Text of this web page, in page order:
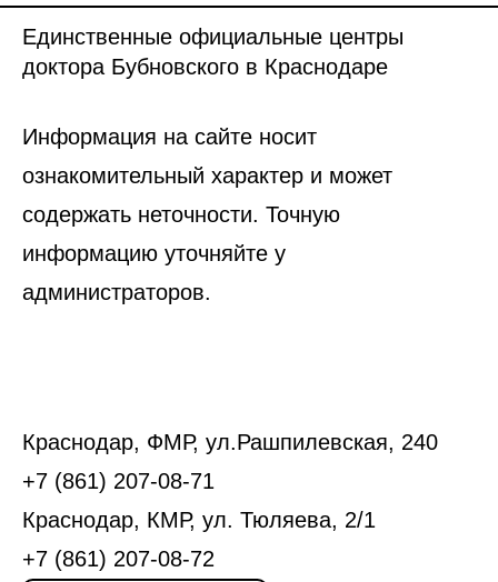
Единственные официальные центры
доктора Бубновского в Краснодаре
Информация на сайте носит
ознакомительный характер и может
содержать неточности. Точную
информацию уточняйте у
администраторов.
Краснодар, ФМР, ул.Рашпилевская, 240
+7 (861) 207-08-71
Краснодар, КМР, ул. Тюляева, 2/1
+7 (861) 207-08-72